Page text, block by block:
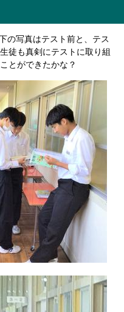
の写真はテスト前と、テス
徒も真剣にテストに取り組
とができたかな？